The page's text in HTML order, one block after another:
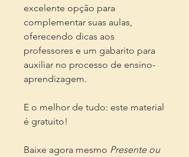
excelente opção para
complementar suas aulas,
oferecendo dicas aos
professores e um gabarito para
auxiliar no processo de ensino-
aprendizagem.
E o melhor de tudo: este material
é gratuito!
Baixe agora mesmo Presente ou